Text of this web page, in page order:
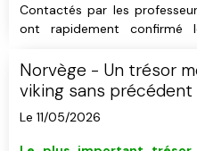
Contactés par les
ont rapidement confirmé
Norvège - Un trésor
viking sans
Rena
Le 11/05/2026